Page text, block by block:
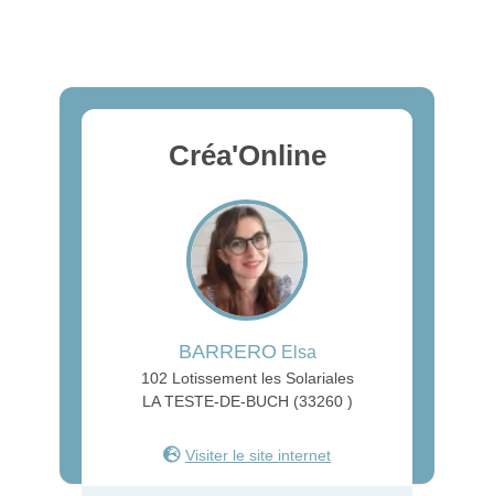
Créa'Online
BARRERO Elsa
102 Lotissement les Solariales
LA TESTE-DE-BUCH (33260 )
Visiter le site internet